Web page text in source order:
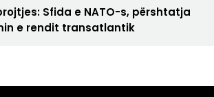
Sfida e NATO-s, përshtatja
e rendit transatlantik